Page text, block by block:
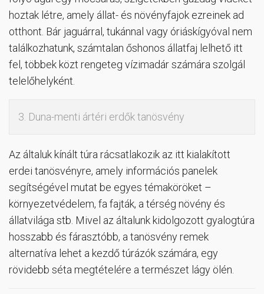
hoztak létre, amely állat- és növényfajok ezreinek ad
otthont. Bár jaguárral, tukánnal vagy óriáskígyóval nem
találkozhatunk, számtalan őshonos állatfaj lelhető itt
fel, többek közt rengeteg vízimadár számára szolgál
telelőhelyként.
3. Duna-menti ártéri erdők tanösvény
Az általuk kínált túra rácsatlakozik az itt kialakított
erdei tanösvényre, amely információs panelek
segítségével mutat be egyes témaköröket –
környezetvédelem, fa fajták, a térség növény és
állatvilága stb. Mivel az általunk kidolgozott gyalogtúra
hosszabb és fárasztóbb, a tanösvény remek
alternatíva lehet a kezdő túrázók számára, egy
rövidebb séta megtételére a természet lágy ölén.